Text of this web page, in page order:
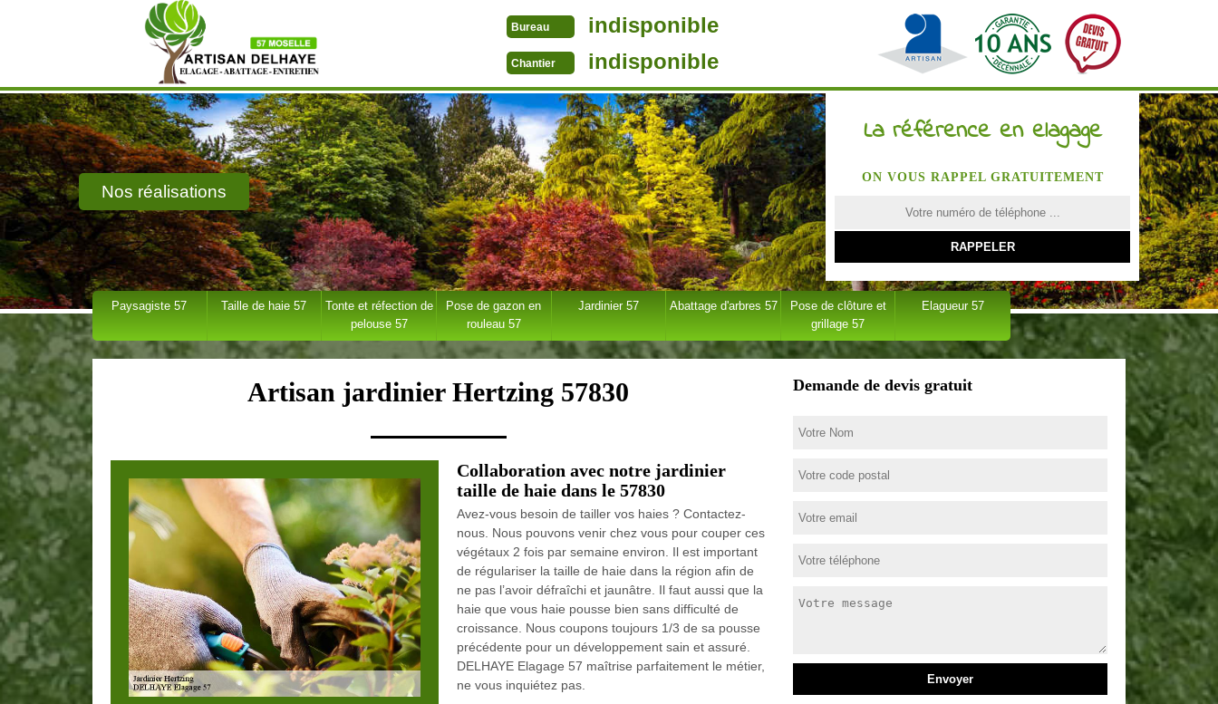
Bureau indisponible
Chantier indisponible
Nos réalisations
La référence en elagage
ON VOUS RAPPEL GRATUITEMENT
Paysagiste 57 Taille de haie 57
Tonte et réfection de
pelouse 57
Pose de gazon en
rouleau 57
Jardinier 57 Abattage d'arbres 57
Pose de clôture et
grillage 57
Elagueur 57
Artisan jardinier Hertzing 57830
Collaboration avec notre jardinier
taille de haie dans le 57830
Avez-vous besoin de tailler vos haies ? Contactez-
nous. Nous pouvons venir chez vous pour couper ces
végétaux 2 fois par semaine environ. Il est important
de régulariser la taille de haie dans la région afin de
ne pas l’avoir défraîchi et jaunâtre. Il faut aussi que la
haie que vous haie pousse bien sans difficulté de
croissance. Nous coupons toujours 1/3 de sa pousse
précédente pour un développement sain et assuré.
DELHAYE Elagage 57 maîtrise parfaitement le métier,
ne vous inquiétez pas.
Demande de devis gratuit